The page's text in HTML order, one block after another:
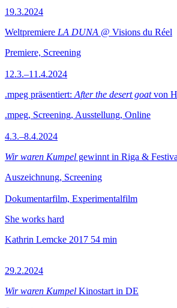
19.3.2024
Weltpremiere LA DUNA @ Visions du Réel
Premiere, Screening
12.3.–11.4.2024
.mpeg präsentiert: After the desert goatvon
.mpeg, Screening, Ausstellung, Online
4.3.–8.4.2024
Wir waren Kumpel gewinnt in Riga &
Auszeichnung, Screening
Dokumentarfilm, Experimentalfilm
She works hard
Kathrin Lemcke 2017 54 min
29.2.2024
Wir waren Kumpel Kinostart in DE